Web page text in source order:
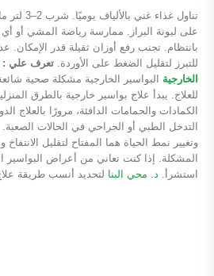
تناول غذاء
على ليونة البراز. ممارسة رياضة المشي أو
بانتظام. تجنب رفع أوزان ثقيلة قدر الإمكان.
للتبرز لتقليل الضغط على الأوردة. تعرف علي :
الخارجية البواسير الخارجية مشكلة صحية شائعة
للعلاج. يبدأ علاج بواسير خارجية بالطرق
الكمادات والحمامات الدافئة، مرورًا بالعلاج
التدخل الطبي أو الجراحي في الحالات
وتغيير نمط الحياة هما المفتاح لتقليل الانتفاخ
المشكلة. إذا كنت تعاني من أعراض البواسير
استشر أ. د. محي البنا لتحديد أنسب طريقة